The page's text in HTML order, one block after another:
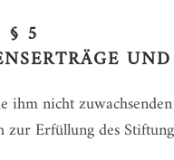
§ 5
ihm nicht
Erfüllung des